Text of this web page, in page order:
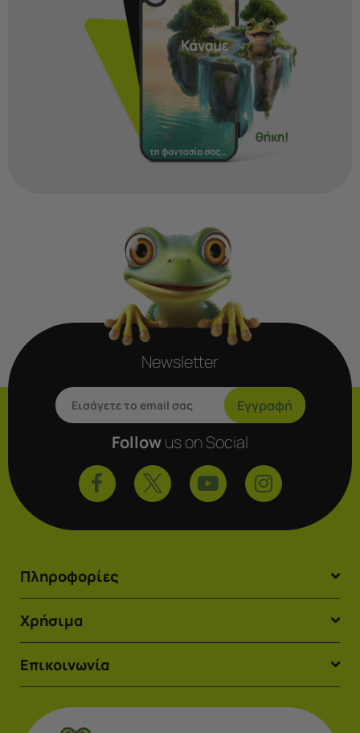
Newsletter
Εγγραφή
Followus on Social
Πληροφορίες
Χρήσιμα
Επικοινωνία